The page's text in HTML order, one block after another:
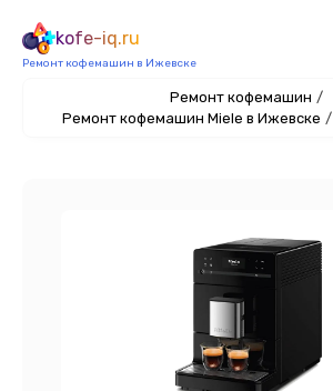
kofe-iq.ru
Ремонт кофемашин в Ижевске
Ремонт кофемашин /
Ремонт кофемашин Miele в Ижевске /